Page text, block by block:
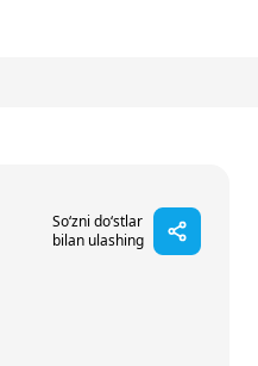
So‘zni do‘stlar
bilan ulashing